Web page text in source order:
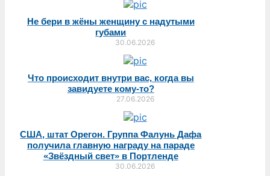
Не бери в жёны женщину с надутыми
губами
30.06.2026
Что происходит внутри вас, когда вы
завидуете кому-то?
27.06.2026
США, штат Орегон. Группа Фалунь Дафа
получила главную награду на параде
«Звёздный свет» в Портленде
30.06.2026